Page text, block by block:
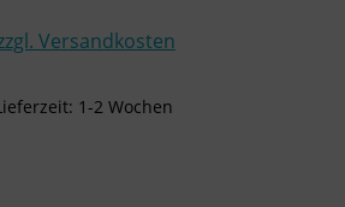
Versandkosten
1-2 Wochen